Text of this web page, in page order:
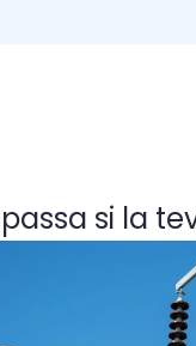
llum et
si la